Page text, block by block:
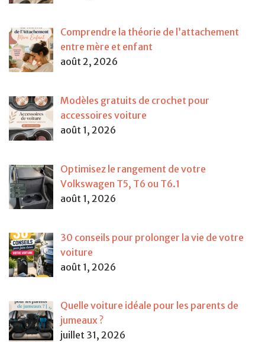
Comprendre la théorie de l’attachement
entre mère et enfant
août 2, 2026
Modèles gratuits de crochet pour
accessoires voiture
août 1, 2026
Optimisez le rangement de votre
Volkswagen T5, T6 ou T6.1
août 1, 2026
30 conseils pour prolonger la vie de votre
voiture
août 1, 2026
Quelle voiture idéale pour les parents de
jumeaux ?
juillet 31, 2026